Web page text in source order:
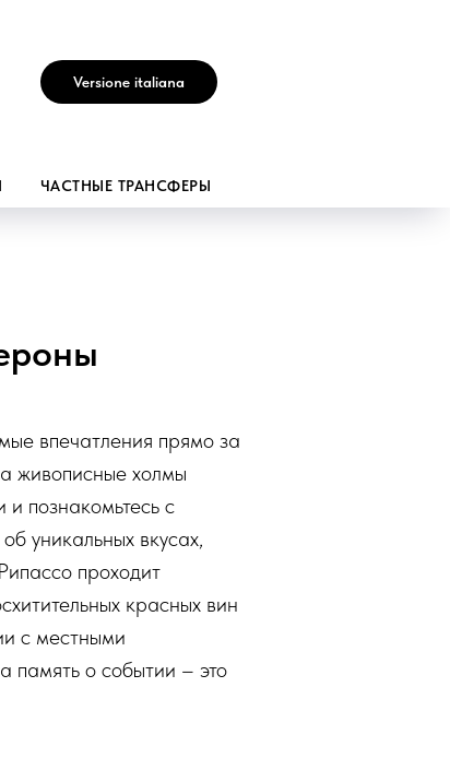
Versione italiana
ЧАСТНЫЕ ТРАНСФЕРЫ
впечатления прямо за
живописные холмы
и познакомьтесь с
уникальных вкусах,
проходит
красных вин
с местными
память о событии – это